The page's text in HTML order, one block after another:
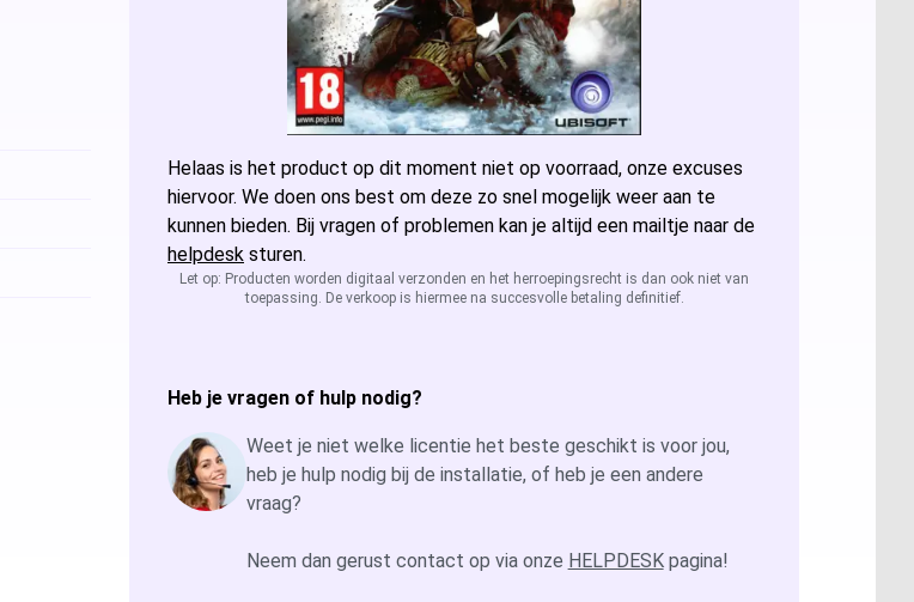
Microsoft Access 2024
Microsoft Visio 2024
Microsoft Visio 2021 Professional
Microsoft Visio 2019 Professional
Microsoft Visio 2016 Professional
Microsoft Windows Server Windows Server: Alle licenties
Windows Server 2025
Windows Server 2022
Windows Server 2026
Microsoft SQL Server Microsoft SQL Server 2022
Microsoft SQL Server 2019
Helaas is het product op dit moment niet op voorraad, onze excuses
hiervoor. We doen ons best om deze zo snel mogelijk weer aan te
kunnen bieden. Bij vragen of problemen kan je altijd een mailtje naar de
helpdesk sturen.
Let op: Producten worden digitaal verzonden en het herroepingsrecht is dan ook niet van
toepassing. De verkoop is hiermee na succesvolle betaling definitief.
Heb je vragen of hulp nodig?
Weet je niet welke licentie het beste geschikt is voor jou,
heb je hulp nodig bij de installatie, of heb je een andere
vraag?
Neem dan gerust contact op via onze HELPDESKpagina!